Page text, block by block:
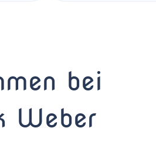
bei
Weber